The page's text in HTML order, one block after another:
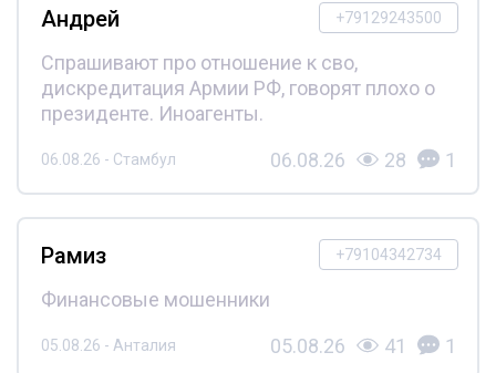
+79129243500
Андрей
Спрашивают про отношение к сво,
дискредитация Армии РФ, говорят плохо о
президенте. Иноагенты.
06.08.26 - Стамбул 06.08.26 28 1
+79104342734
Рамиз
Финансовые мошенники
05.08.26 - Анталия 05.08.26 41 1